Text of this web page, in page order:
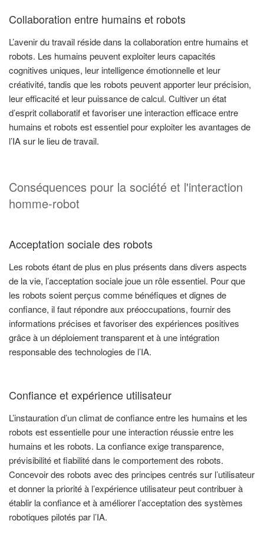
Collaboration entre humains et robots
L’avenir du travail réside dans la collaboration entre humains et
robots. Les humains peuvent exploiter leurs capacités
cognitives uniques, leur intelligence émotionnelle et leur
créativité, tandis que les robots peuvent apporter leur précision,
leur efficacité et leur puissance de calcul. Cultiver un état
d’esprit collaboratif et favoriser une interaction efficace entre
humains et robots est essentiel pour exploiter les avantages de
l’IA sur le lieu de travail.
Conséquences pour la société et l'interaction
homme-robot
Acceptation sociale des robots
Les robots étant de plus en plus présents dans divers aspects
de la vie, l’acceptation sociale joue un rôle essentiel. Pour que
les robots soient perçus comme bénéfiques et dignes de
confiance, il faut répondre aux préoccupations, fournir des
informations précises et favoriser des expériences positives
grâce à un déploiement transparent et à une intégration
responsable des technologies de l’IA.
Confiance et expérience utilisateur
L’instauration d’un climat de confiance entre les humains et les
robots est essentielle pour une interaction réussie entre les
humains et les robots. La confiance exige transparence,
prévisibilité et fiabilité dans le comportement des robots.
Concevoir des robots avec des principes centrés sur l’utilisateur
et donner la priorité à l’expérience utilisateur peut contribuer à
établir la confiance et à améliorer l’acceptation des systèmes
robotiques pilotés par l’IA.